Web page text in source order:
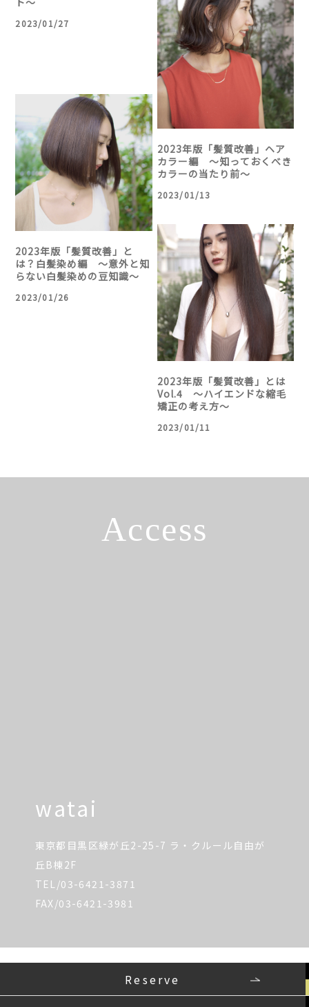
2023/01/27
2023年版「髪質改善」と
は？白髪染め編 〜意外と知
らない白髪染めの豆知識〜
2023/01/26
2023年版「髪質改善」ヘア
カラー編 〜知っておくべき
カラーの当たり前〜
2023/01/13
2023年版「髪質改善」とは
Vol.4 〜ハイエンドな縮毛
矯正の考え方〜
2023/01/11
Access
watai
東京都目黒区緑が丘2-25-7 ラ・クルール自由が
丘B棟2F
TEL/03-6421-3871
FAX/03-6421-3981
Reserve